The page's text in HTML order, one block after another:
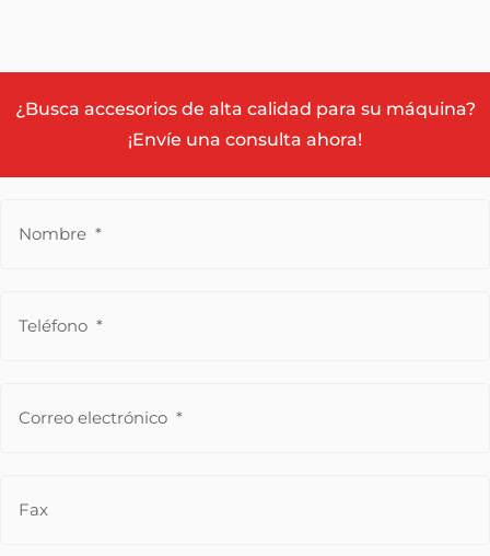
¿Busca accesorios de alta calidad para su máquina?
¡Envíe una consulta ahora!